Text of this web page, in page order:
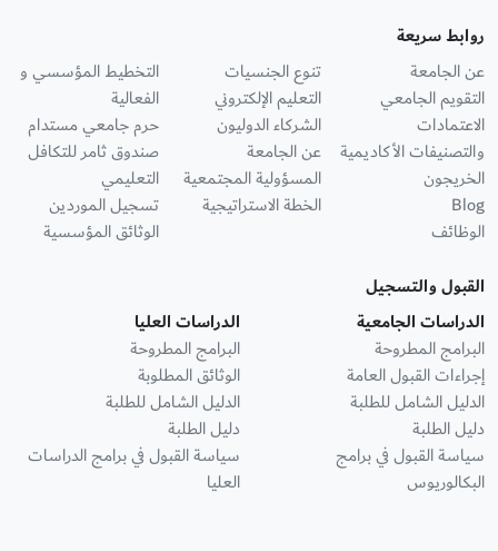
روابط سريعة
عن الجامعة
التقويم الجامعي
الاعتمادات
والتصنيفات الأكاديمية
الخريجون
Blog
الوظائف
تنوع الجنسيات
التعليم الإلكتروني
الشركاء الدوليون
عن الجامعة
المسؤولية المجتمعية
الخطة الاستراتيجية
التخطيط المؤسسي و
الفعالية
حرم جامعي مستدام
صندوق ثامر للتكافل
التعليمي
تسجيل الموردين
الوثائق المؤسسية
القبول والتسجيل
الدراسات الجامعية
البرامج المطروحة
إجراءات القبول العامة
الدليل الشامل للطلبة
دليل الطلبة
سياسة القبول في برامج
البكالوريوس
الدراسات العليا
البرامج المطروحة
الوثائق المطلوبة
الدليل الشامل للطلبة
دليل الطلبة
سياسة القبول في برامج الدراسات
العليا